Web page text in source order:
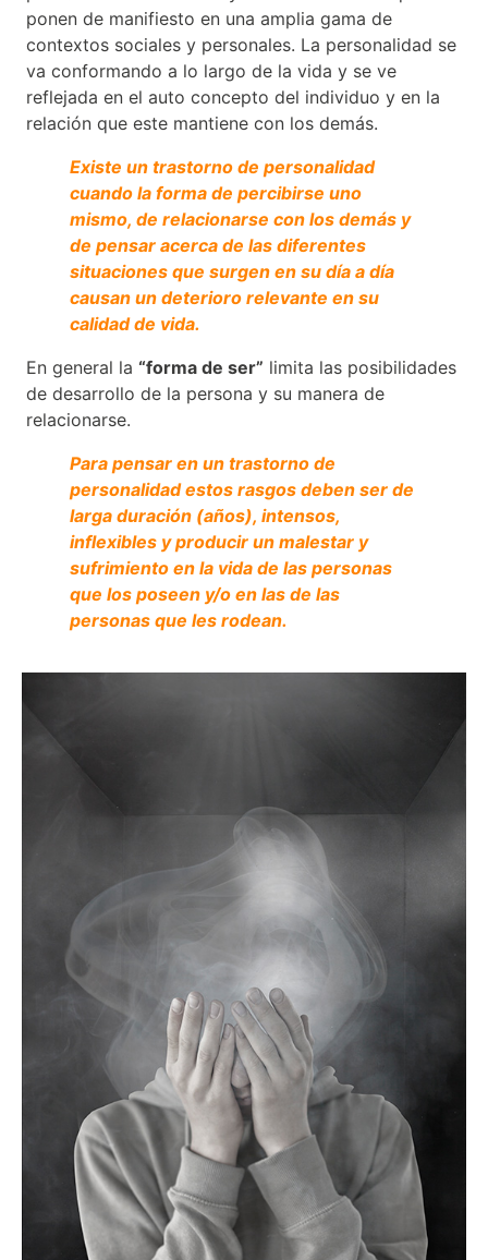
ponen de manifiesto en una amplia gama de
contextos sociales y personales. La personalidad se
va conformando a lo largo de la vida y se ve
reflejada en el auto concepto del individuo y en la
relación que este mantiene con los demás.
Existe un trastorno de personalidad
cuando la forma de percibirse uno
mismo, de relacionarse con los demás y
de pensar acerca de las diferentes
situaciones que surgen en su día a día
causan un deterioro relevante en su
calidad de vida.
En general la“forma de ser” limita las posibilidades
de desarrollo de la persona y su manera de
relacionarse.
Para pensar en un trastorno de
personalidad estos rasgos deben ser de
larga duración (años), intensos,
inflexibles y producir un malestar y
sufrimiento en la vida de las personas
que los poseen y/o en las de las
personas que les rodean.